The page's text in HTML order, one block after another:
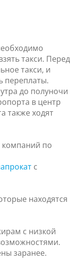
такси. Перед
такси, и
переплаты.
до полуночи
в центр
также ходят
компаний по
с
находятся
с низкой
заранее.